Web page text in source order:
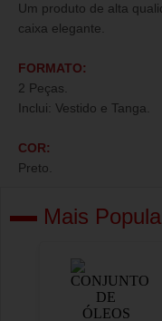
Um produto de alta
caixa elegante.
FORMATO:
2 Peças.
Inclui: Vestido e Tanga.
COR:
Preto.
Mais